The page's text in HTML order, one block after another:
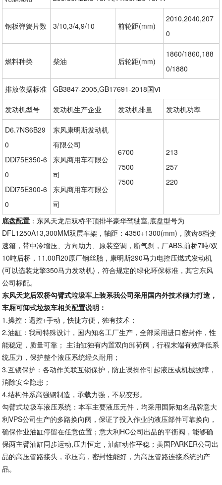
钢板弹簧片数 3/10,3/4,9/10 前轮距(mm)
2010,2040,207
0
燃料种类 柴油 后轮距(mm)
1860/1860,188
0/1880
排放依据标准 GB3847-2005,GB17691-2018国Ⅵ
发动机型号 发动机生产企业 发动机排量 发动机功率
D6.7NS6B29
0
DDi75E350-6
0
DDi75E300-6
0
东风康明斯发动机
有限公司
东风商用车有限公
司
东风商用车有限公
司
6700
7500
7500
213
257
220
底盘配置 ：东风天龙后双桥平顶排半豪华驾驶室,底盘型号为
DFL1250A13,300MM双层车架，轴距：4350+1300(mm)，陕齿8档变
速箱，带中冷增压、方向助力、原装空调，断气刹，厂ABS,前桥7吨/双
10吨后桥，11.00R20原厂钢丝胎，康明斯290马力电控压燃式发动机
(可以选装龙擎350马力发动机)，符合规定的绿化环保标准，其它东风
公司标配。
东风天龙后双桥勾臂式垃圾车上装系我公司采用国内外技术倾力打造，
车厢可卸式垃圾车相关配置说明：
1.操控：遥控+手动，快捷方便，独有技术；
2.油缸：我司特殊设计，国内知名工厂生产，全部采用进口密封件，性
能稳定，质量可靠； 主油缸独有内置双向卸荷阀，行程末端有效降低系
统压力，保护整个液压系统经久耐用；
3.互锁保护：各动作关联互锁保护，防止误操作引起液压或机械故障，
消除安全隐患；
4.结构件系高强钢制造，承载力强，不易变形。
勾臂式垃圾车液压系统：本车主要液压元件，均采用国际知名品牌意大
利VPS公司生产的多路换向阀，保证了投入作业的液压部件可靠换向，
确保作业油缸停留在任意位置；意大利HC公司出品的平衡阀，能够确
保两主臂油缸同步运动,压力恒定，油缸动作平稳；美国PARKER公司出
品的高压管路接头，承压高，密封性能好，为高压管路连接系统的产
品。